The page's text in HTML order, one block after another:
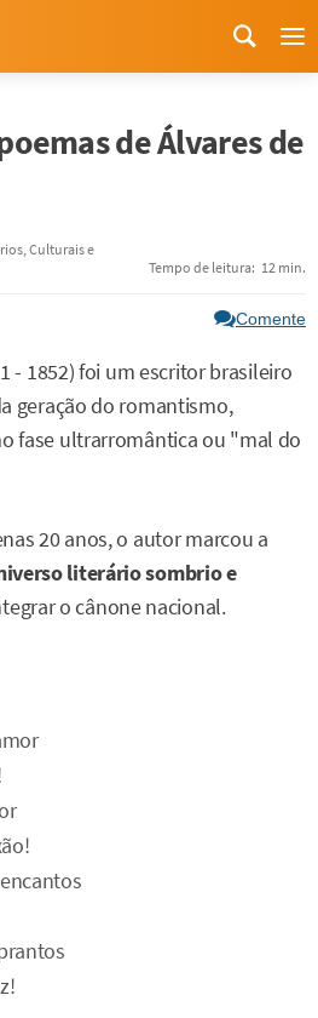
de Álvares de
Culturais e
Tempo de leitura: 12 min.
Comente
- 1852) foi um escritor brasileiro
geração do romantismo,
fase ultrarromântica ou "mal do
20 anos, o autor marcou a
literário sombrio e
o cânone nacional.